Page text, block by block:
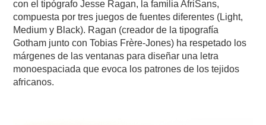
con el tipógrafo Jesse Ragan, la familia AfriSans,
compuesta por tres juegos de fuentes diferentes (Light,
Medium y Black). Ragan (creador de la tipografía
Gotham junto con Tobias Frère-Jones) ha respetado los
márgenes de las ventanas para diseñar una letra
monoespaciada que evoca los patrones de los tejidos
africanos.